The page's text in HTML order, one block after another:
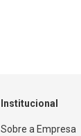
Institucional
Sobre a Empresa